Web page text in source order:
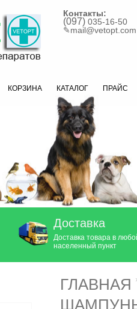
Контакты:
(097) 035-16-50
✎mail@vetopt.com
КОРЗИНА КАТАЛОГ ПРАЙС
Доставка
Доставка товара в
населенный пункт
ГЛАВНАЯ